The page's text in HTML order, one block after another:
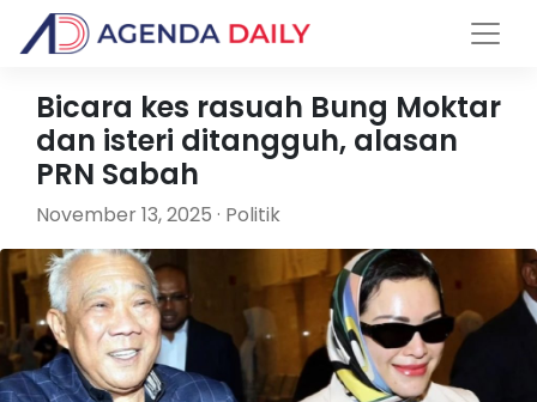
Bicara kes rasuah Bung Moktar
dan isteri ditangguh, alasan
PRN Sabah
November 13, 2025 · Politik